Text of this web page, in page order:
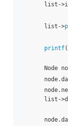
list-
list->
printf(
Node
list-